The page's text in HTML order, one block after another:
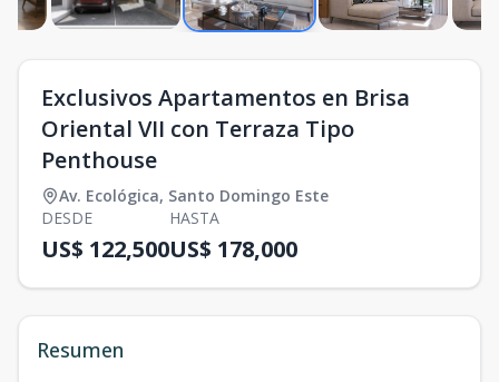
Exclusivos Apartamentos en Brisa
Oriental VII con Terraza Tipo
Penthouse
Av. Ecológica, Santo Domingo Este
DESDE
US$ 122,500
HASTA
US$ 178,000
Resumen